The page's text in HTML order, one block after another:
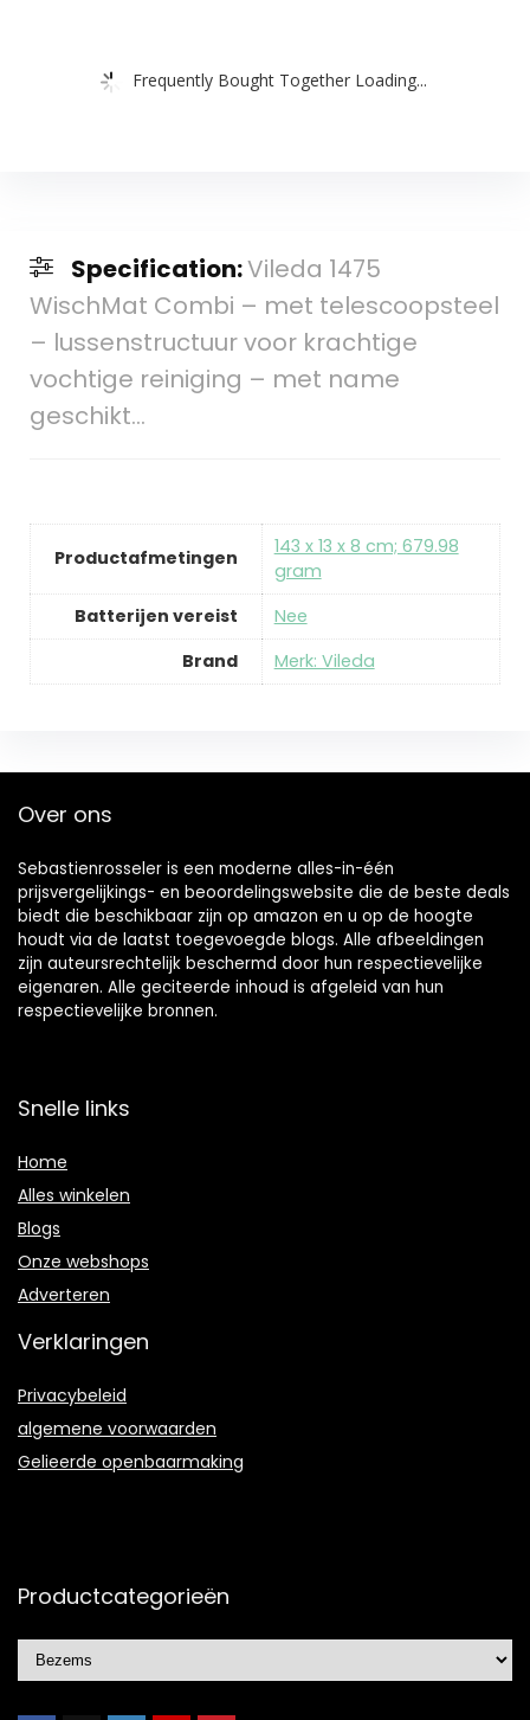
Frequently Bought Together Loading...
Specification:Vileda 1475
WischMat Combi – met telescoopsteel
– lussenstructuur voor krachtige
vochtige reiniging – met name
geschikt…
Productafmetingen
‎143 x 13 x 8 cm; 679.98
gram
Batterijen vereist
‎Nee
Brand
Merk: Vileda
Over ons
Sebastienrosseler is een moderne alles-in-één
prijsvergelijkings- en beoordelingswebsite die de beste deals
biedt die beschikbaar zijn op amazon en u op de hoogte
houdt via de laatst toegevoegde blogs. Alle afbeeldingen
zijn auteursrechtelijk beschermd door hun respectievelijke
eigenaren. Alle geciteerde inhoud is afgeleid van hun
respectievelijke bronnen.
Snelle links
Home
Alles winkelen
Blogs
Onze webshops
Adverteren
Verklaringen
Privacybeleid
algemene voorwaarden
Gelieerde openbaarmaking
Productcategorieën